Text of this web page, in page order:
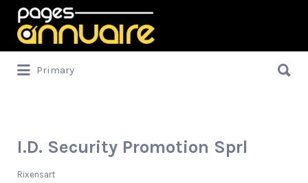
Rechercher:
Primary
I.D. Security Promotion Sprl
Rixensart